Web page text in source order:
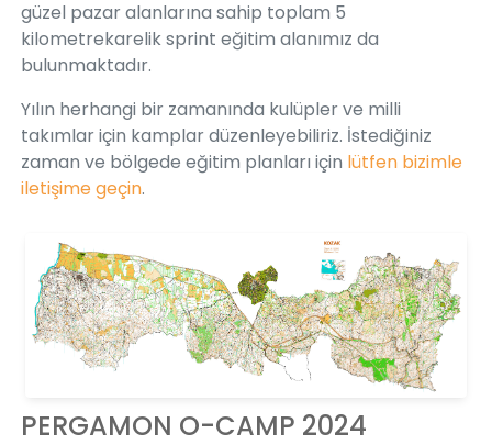
güzel pazar alanlarına sahip toplam 5
kilometrekarelik sprint eğitim alanımız da
bulunmaktadır.
Yılın herhangi bir zamanında kulüpler ve milli
takımlar için kamplar düzenleyebiliriz. İstediğiniz
zaman ve bölgede eğitim planları için lütfen bizimle
iletişime geçin.
PERGAMON O-CAMP 2024